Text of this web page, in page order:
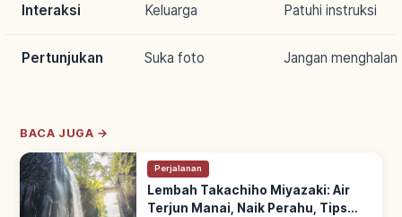
Interaksi Keluarga Patuhi instruksi
Pertunjukan Suka foto Jangan
BACA JUGA →
Perjalanan
Lembah Takachiho Miyazaki: Air
Terjun Manai, Naik Perahu, Tips